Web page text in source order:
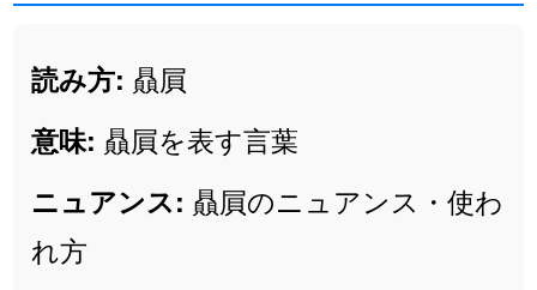
読み方: 贔屓
意味: 贔屓を表す言葉
ニュアンス: 贔屓のニュアンス・使わ
れ方